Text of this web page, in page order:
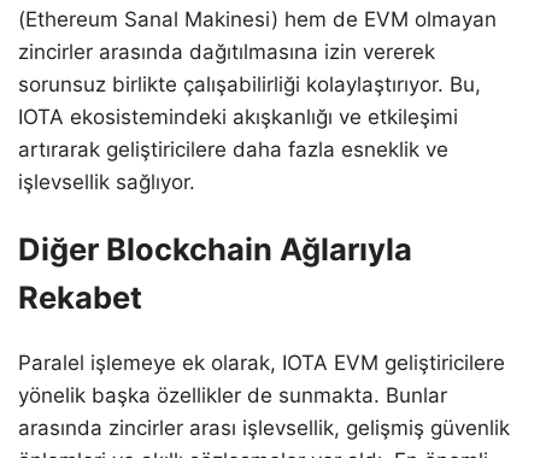
(Ethereum Sanal Makinesi) hem de EVM olmayan
zincirler arasında dağıtılmasına izin vererek
sorunsuz birlikte çalışabilirliği kolaylaştırıyor. Bu,
IOTA ekosistemindeki akışkanlığı ve etkileşimi
artırarak geliştiricilere daha fazla esneklik ve
işlevsellik sağlıyor.
Diğer Blockchain Ağlarıyla
Rekabet
Paralel işlemeye ek olarak, IOTA EVM geliştiricilere
yönelik başka özellikler de sunmakta. Bunlar
arasında zincirler arası işlevsellik, gelişmiş güvenlik